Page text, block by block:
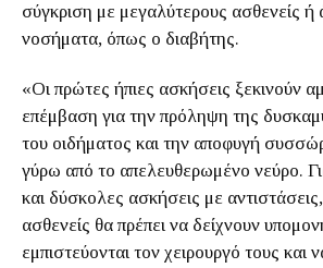
σύγκριση με μεγαλύτερους ασθενείς
νοσήματα, όπως ο διαβήτης.
«Οι πρώτες ήπιες ασκήσεις ξεκινούν
επέμβαση για την πρόληψη της
του οιδήματος και την αποφυγή
γύρω από το απελευθερωμένο νεύρο.
και δύσκολες ασκήσεις με
ασθενείς θα πρέπει να δείχνουν
εμπιστεύονται τον χειρουργό τους και